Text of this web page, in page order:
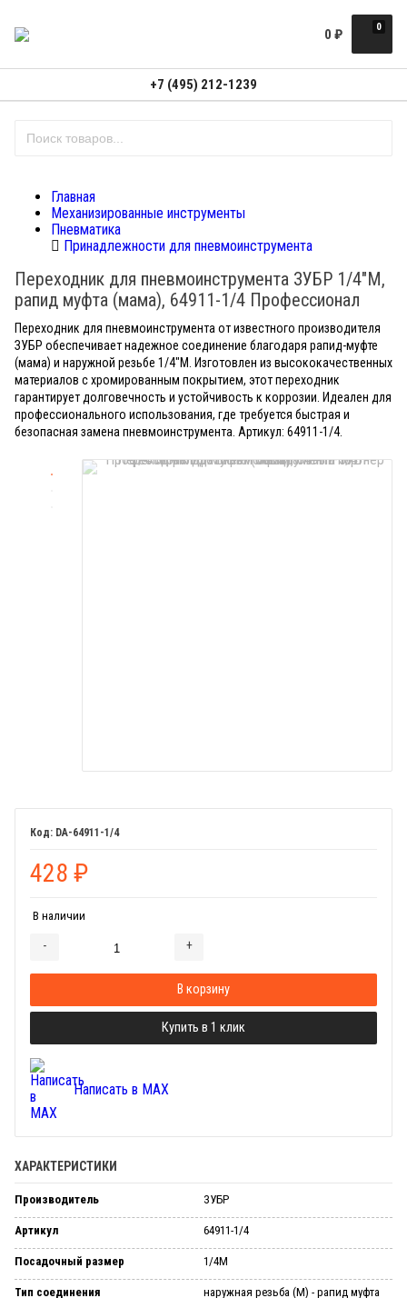
0
0 ₽
+7 (495) 212-1239
Главная
Механизированные инструменты
Пневматика
Принадлежности для пневмоинструмента
Переходник для пневмоинструмента ЗУБР 1/4"M,
рапид муфта (мама), 64911-1/4 Профессионал
Переходник для пневмоинструмента от известного производителя
ЗУБР обеспечивает надежное соединение благодаря рапид-муфте
(мама) и наружной резьбе 1/4"M. Изготовлен из высококачественных
материалов с хромированным покрытием, этот переходник
гарантирует долговечность и устойчивость к коррозии. Идеален для
профессионального использования, где требуется быстрая и
безопасная замена пневмоинструмента. Артикул: 64911-1/4.
DA-64911-1/4
428 ₽
В наличии
- +
В корзину
Купить в 1 клик
Написать в MAX
ХАРАКТЕРИСТИКИ
Производитель ЗУБР
Артикул 64911-1/4
Посадочный размер 1/4M
Тип соединения
наружная резьба (М) - рапид муфта